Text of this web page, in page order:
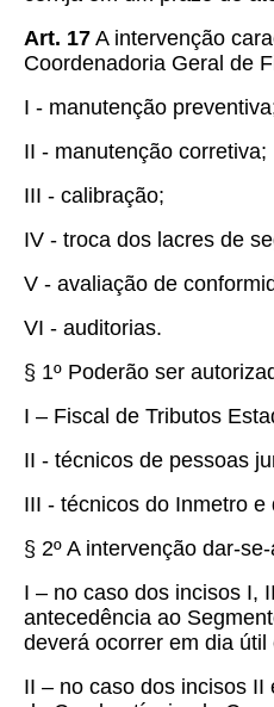
Art. 17 A intervenção
Coordenadoria Geral de
I - manutenção
II - manutenção corretiva;
III - calibração;
IV - troca dos lacres de
V - avaliação de
VI - auditorias.
§ 1º Poderão ser
I – Fiscal de Tributos
II - técnicos de pessoas
III - técnicos do Inmetro
§ 2º A intervenção dar-se-
I – no caso dos incisos I,
antecedência ao
deverá ocorrer em dia
II – no caso dos incisos II